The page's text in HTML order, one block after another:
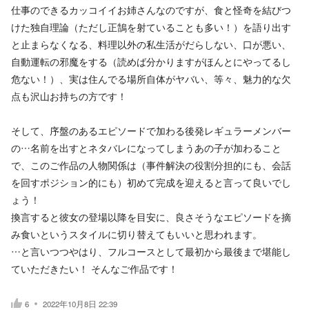
仕事のできるカッコイイお姉さんなのですが、食と怪奇を結びつ
けた独自理論（ただし正鵠を射ていることも多い！）を語り出す
と止まらなくなる、料理以外の私生活がだらしない、口が悪い、
自動運転の邪魔をする（読めば分かりますがほんとにやってるし
危ない！）、実は住んでる場所自体がヤバい、等々、魅力的な欠
点も沢山お持ちの方です！
そして、序盤のあるエピソードで加わる後発レギュラーメンバー
の…名前を出すとネタバレになってしまうあの子が加わること
で、このご作品の人物関係は（事件解決の役割分担的にも、会話
を回すポジション的にも）初めて完成を迎えると言って良いでし
ょう！
換言すると彼女の登場以降を目安に、良さそうなエピソードを摘
み食いというスタイルに切り替えてもいいと思われます。
…と言いつつやはり、フルコースとして最初から最後まで堪能し
ていただきたい！ そんなご作品です！
6 2022年10月8日 22:39